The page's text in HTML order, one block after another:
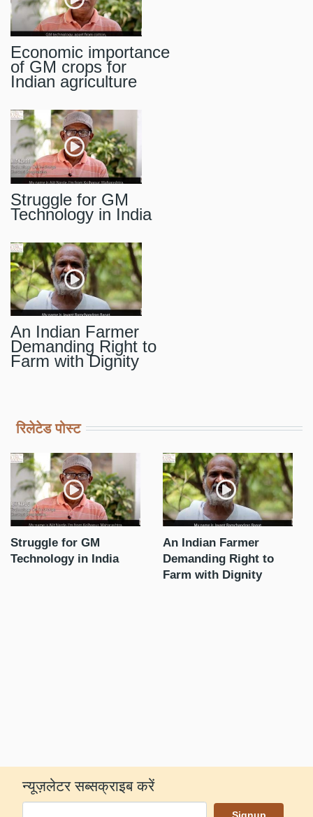
Economic importance
of GM crops for
Indian agriculture
Struggle for GM
Technology in India
An Indian Farmer
Demanding Right to
Farm with Dignity
रिलेटेड पोस्ट
Struggle for GM
Technology in India
An Indian Farmer
Demanding Right to
Farm with Dignity
न्यूज़लेटर सब्सक्राइब करें